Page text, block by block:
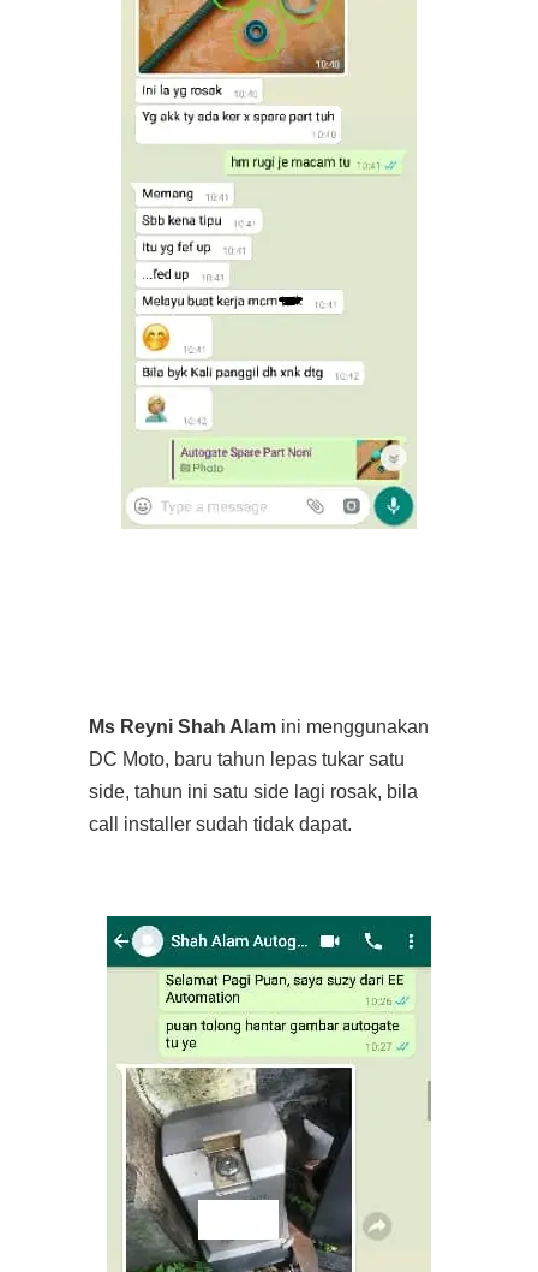
Ms Reyni Shah Alam ini menggunakan
DC Moto, baru tahun lepas tukar satu
side, tahun ini satu side lagi rosak, bila
call installer sudah tidak dapat.